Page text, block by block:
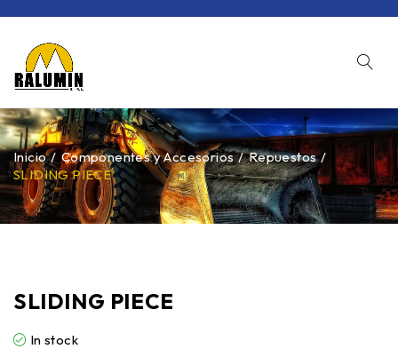
Inicio / Componentes y Accesorios / Repuestos /
SLIDING PIECE
SLIDING PIECE
In stock